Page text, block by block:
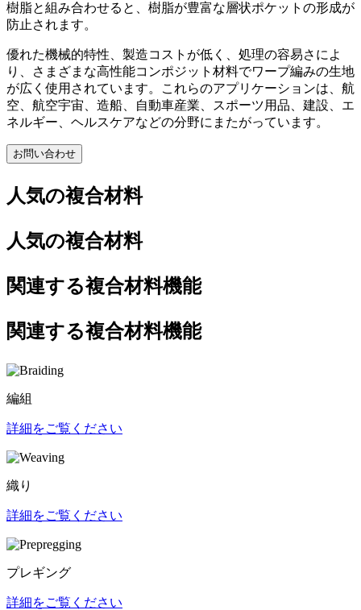
樹脂と組み合わせると、樹脂が豊富な層状ポケットの形成が
防止されます。
優れた機械的特性、製造コストが低く、処理の容易さによ
り、さまざまな高性能コンポジット材料でワープ編みの生地
が広く使用されています。これらのアプリケーションは、航
空、航空宇宙、造船、自動車産業、スポーツ用品、建設、エ
ネルギー、ヘルスケアなどの分野にまたがっています。
お問い合わせ
人気の複合材料
人気の複合材料
関連する複合材料機能
関連する複合材料機能
編組
詳細をご覧ください
織り
詳細をご覧ください
プレギング
詳細をご覧ください